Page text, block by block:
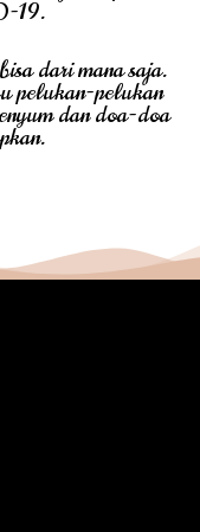
19.
dari mana saja.
pelukan-pelukan
dan doa-doa